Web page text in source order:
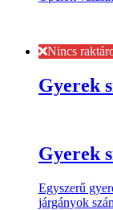
Nincs
Gyerek
Gyerek
Egyszerű
járgányok